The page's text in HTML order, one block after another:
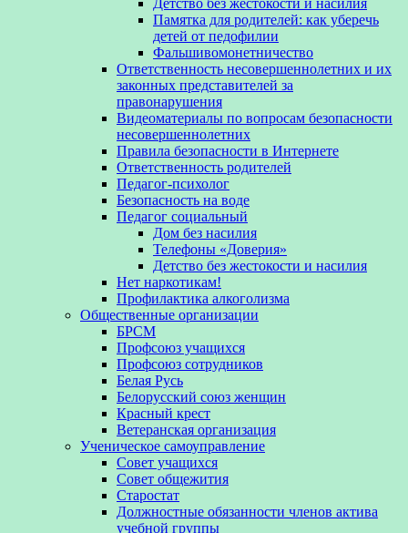
Детство без жестокости и насилия
Памятка для родителей: как уберечь
детей от педофилии
Фальшивомонетничество
Ответственность несовершеннолетних и их
законных представителей за
правонарушения
Видеоматериалы по вопросам безопасности
несовершеннолетних
Правила безопасности в Интернете
Ответственность родителей
Педагог-психолог
Безопасность на воде
Педагог социальный
Дом без насилия
Телефоны «Доверия»
Детство без жестокости и насилия
Нет наркотикам!
Профилактика алкоголизма
Общественные организации
БРСМ
Профсоюз учащихся
Профсоюз сотрудников
Белая Русь
Белорусский союз женщин
Красный крест
Ветеранская организация
Ученическое самоуправление
Совет учащихся
Совет общежития
Старостат
Должностные обязанности членов актива
учебной группы